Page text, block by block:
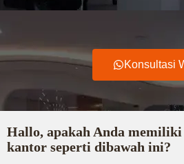
Konsultasi
Hallo, apakah Anda
kantor seperti dibawah ini?